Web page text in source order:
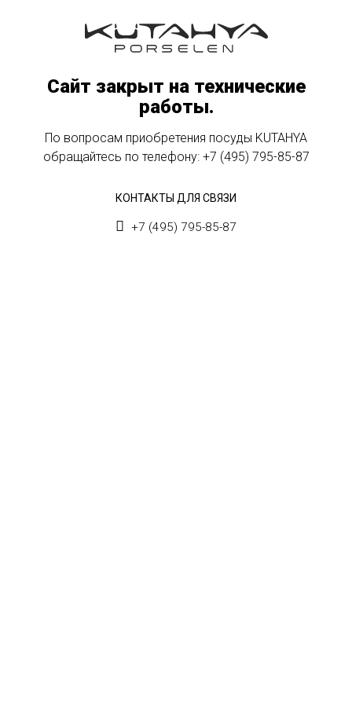
Сайт закрыт на технические
работы.
По вопросам приобретения посуды KUTAHYA
обращайтесь по телефону: +7 (495) 795-85-87
КОНТАКТЫ ДЛЯ СВЯЗИ
+7 (495) 795-85-87